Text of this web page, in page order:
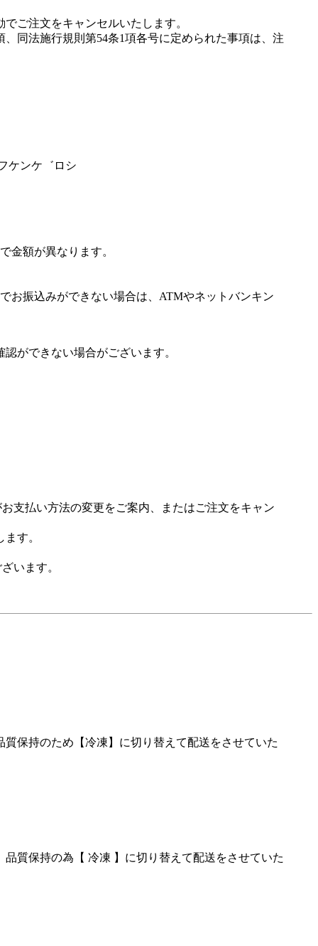
ご注文をキャンセルいたします。
同法施行規則第54条1項各号に定められた事項は、注
ケンケ゛ロシ
金額が異なります。
お振込みができない場合は、ATMやネットバンキン
ができない場合がございます。
支払い方法の変更をご案内、またはご注文をキャン
す。
います。
保持のため【冷凍】に切り替えて配送をさせていた
質保持の為【 冷凍 】に切り替えて配送をさせていた